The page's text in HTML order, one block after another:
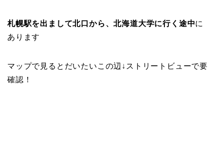
札幌駅を出まして北口から、北海道大学に行く途中に
あります
マップで見るとだいたいこの辺↓ストリートビューで要
確認！